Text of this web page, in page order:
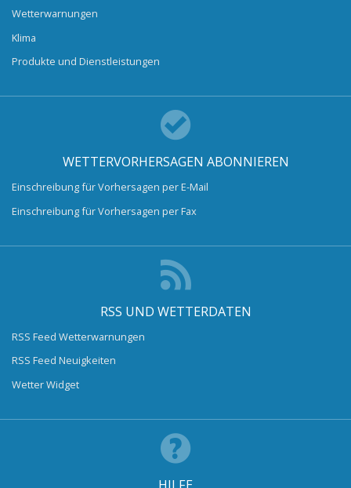
Wetterwarnungen
Klima
Produkte und Dienstleistungen
WETTERVORHERSAGEN ABONNIEREN
Einschreibung für Vorhersagen per E-Mail
Einschreibung für Vorhersagen per Fax
RSS UND WETTERDATEN
RSS Feed Wetterwarnungen
RSS Feed Neuigkeiten
Wetter Widget